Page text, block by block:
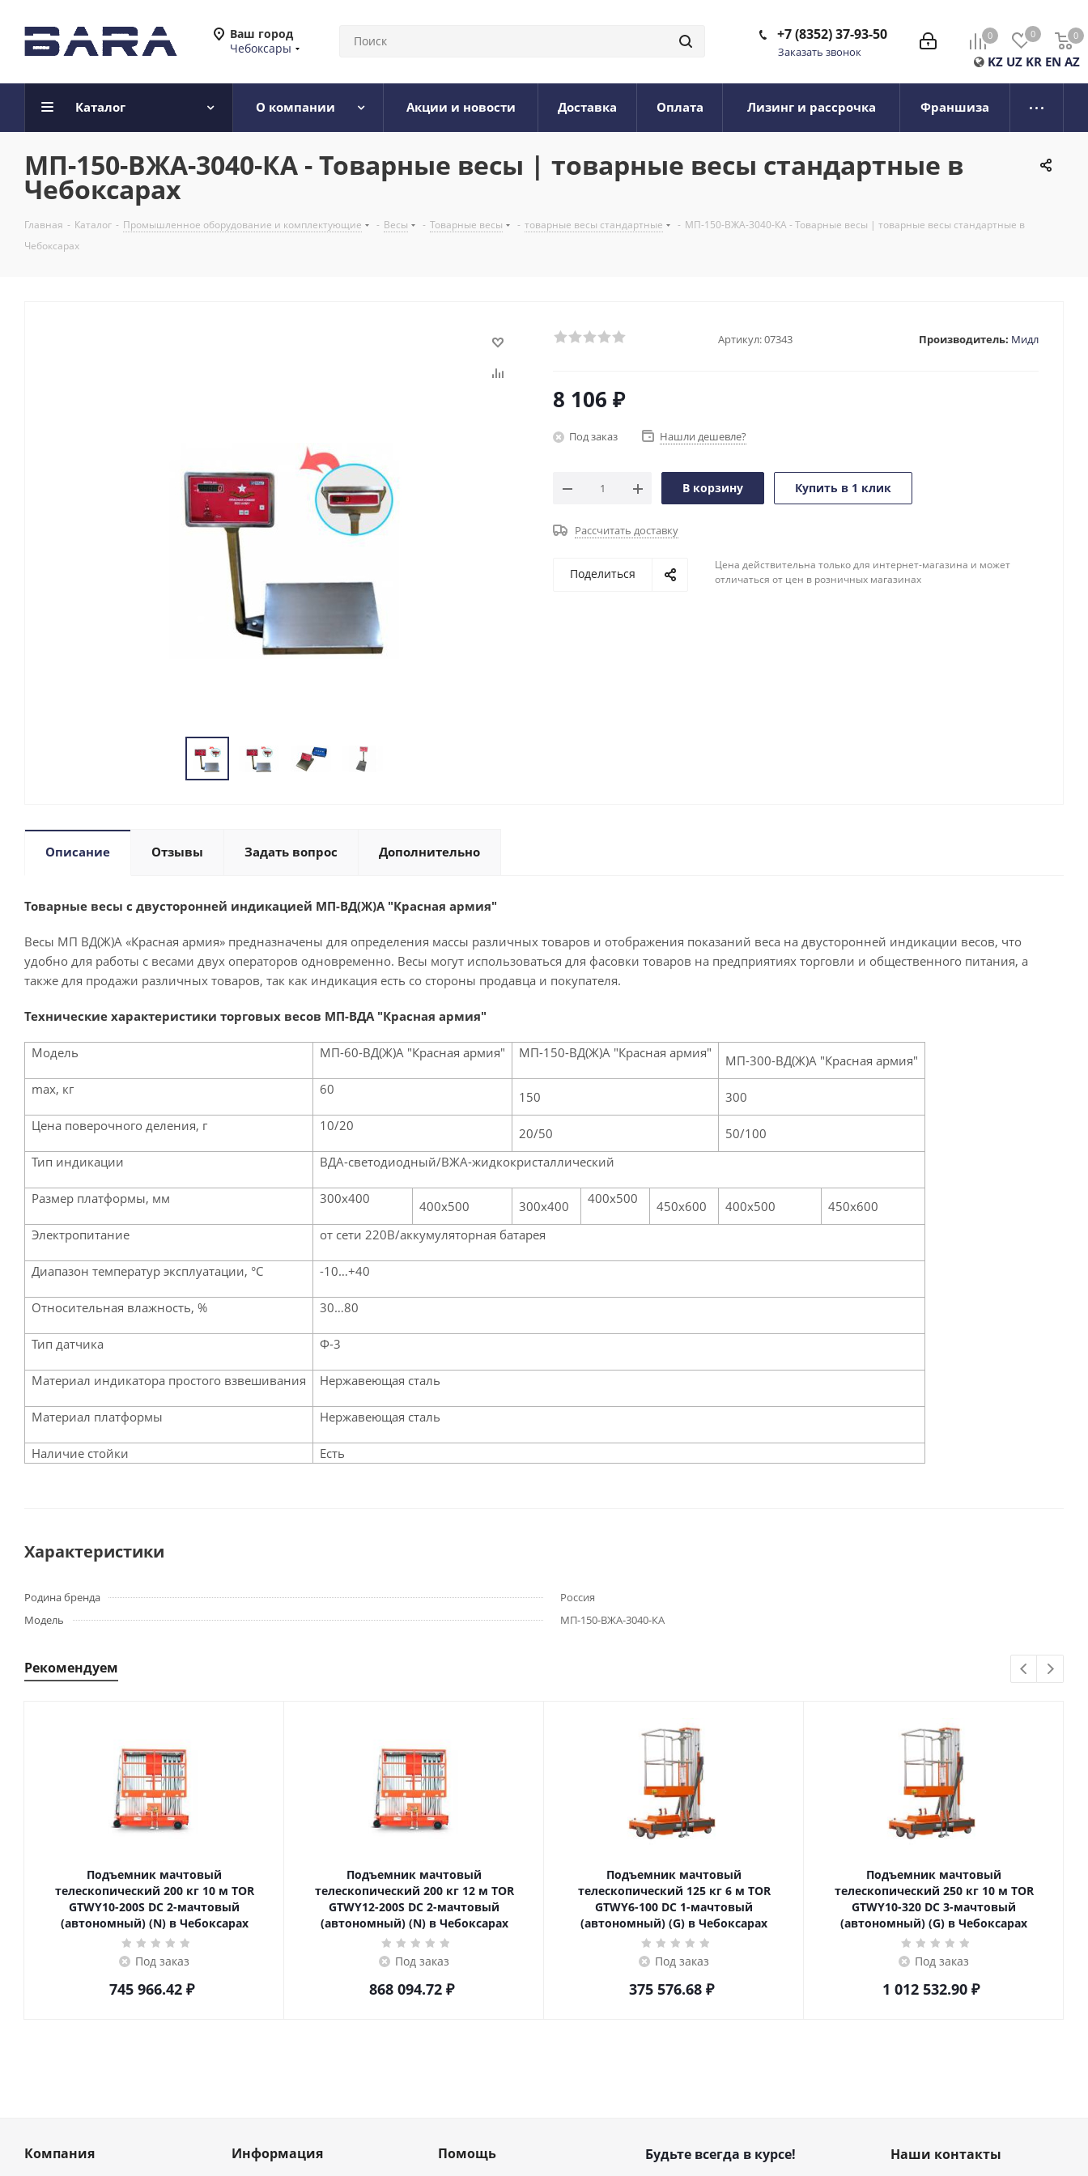
Ваш город
Чебоксары
0 0 0
0
KZ UZ KR EN AZ
+7 (8352) 37-93-50
Заказать звонок
Каталог О компании Акции и новости Доставка Оплата Лизинг и рассрочка Франшиза
МП-150-ВЖА-3040-КА - Товарные весы | товарные весы стандартные в
Чебоксарах
Главная - Каталог - Промышленное оборудование и комплектующие - Весы - Товарные весы - товарные весы стандартные - МП-150-ВЖА-3040-КА - Товарные весы | товарные весы стандартные в
Чебоксарах
Артикул:07343 Производитель: Мидл
8 106 ₽
Под заказ Нашли дешевле?
В корзину Купить в 1 клик
Рассчитать доставку
Поделиться
Цена действительна только для интернет-магазина и может
отличаться от цен в розничных магазинах
Описание Отзывы Задать вопрос Дополнительно
Товарные весы с двусторонней индикацией МП-ВД(Ж)А "Красная армия"
Весы МП ВД(Ж)А «Красная армия» предназначены для определения массы различных товаров и отображения показаний веса на двусторонней индикации весов, что
удобно для работы с весами двух операторов одновременно. Весы могут использоваться для фасовки товаров на предприятиях торговли и общественного питания, а
также для продажи различных товаров, так как индикация есть со стороны продавца и покупателя.
Технические характеристики торговых весов МП-ВДА "Красная армия"
Модель МП-60-ВД(Ж)А "Красная армия" МП-150-ВД(Ж)А "Красная армия"
МП-300-ВД(Ж)А "Красная армия"
max, кг
60 150
300
Цена поверочного деления, г
10/20 20/50
50/100
Тип индикации
ВДА-светодиодный/ВЖА-жидкокристаллический
Размер платформы, мм 300х400 400х500 300х400 400х500 450х600 400х500
450х600
Электропитание
от сети 220В/аккумуляторная батарея
Диапазон температур эксплуатации, °С -10…+40
Относительная влажность, % 30…80
Тип датчика Ф-3
Материал индикатора простого взвешивания Нержавеющая сталь
Материал платформы Нержавеющая сталь
Наличие стойки Есть
Характеристики
Родина бренда
Россия
Модель
МП-150-ВЖА-3040-КА
Рекомендуем
Подъемник мачтовый
телескопический 200 кг 10 м TOR
GTWY10-200S DC 2-мачтовый
(автономный) (N) в Чебоксарах
Под заказ
745 966.42₽
Подъемник мачтовый
телескопический 200 кг 12 м TOR
GTWY12-200S DC 2-мачтовый
(автономный) (N) в Чебоксарах
Под заказ
868 094.72₽
Подъемник мачтовый
телескопический 125 кг 6 м TOR
GTWY6-100 DC 1-мачтовый
(автономный) (G) в Чебоксарах
Под заказ
375 576.68₽
Подъемник мачтовый
телескопический 250 кг 10 м TOR
GTWY10-320 DC 3-мачтовый
(автономный) (G) в Чебоксарах
Под заказ
1 012 532.90 ₽
Компания Информация Помощь Будьте всегда в курсе! Наши контакты